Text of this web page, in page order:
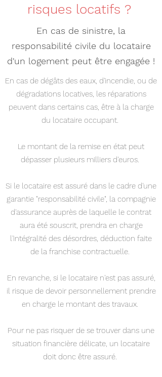
risques locatifs ?
En cas de sinistre, la
responsabilité civile du locataire
d'un logement peut être engagée !
En cas de dégâts des eaux, d'incendie, ou de
dégradations locatives, les réparations
peuvent dans certains cas, être à la charge
du locataire occupant.
Le montant de la remise en état peut
dépasser plusieurs milliers d'euros.
Si le locataire est assuré dans le cadre d'une
garantie "responsabilité civile", la compagnie
d'assurance auprès de laquelle le contrat
aura été souscrit, prendra en charge
l'intégralité des désordres, déduction faite
de la franchise contractuelle.
En revanche, si le locataire n'est pas assuré,
il risque de devoir personnellement prendre
en charge le montant des travaux.
Pour ne pas risquer de se trouver dans une
situation financière délicate, un locataire
doit donc être assuré.